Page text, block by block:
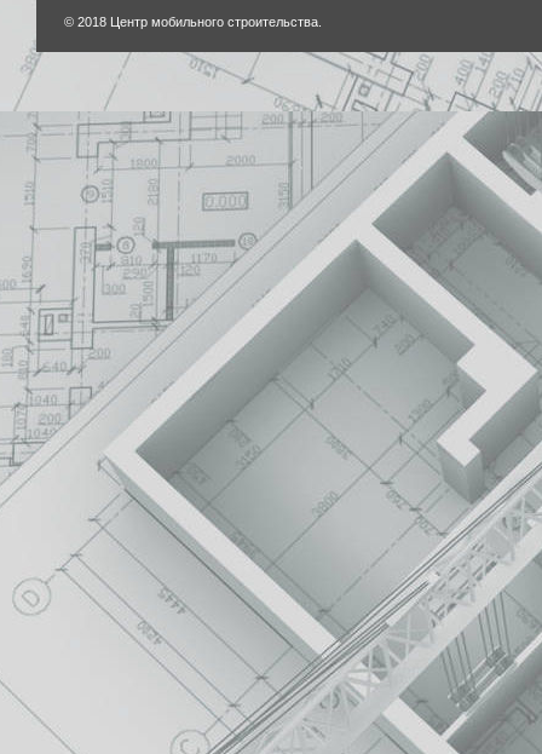
© 2018 Центр мобильного строительства.